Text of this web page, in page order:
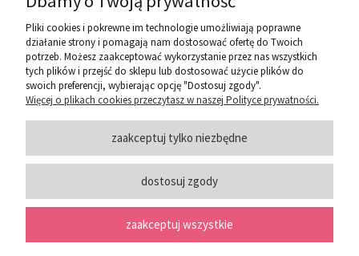
poznaj ROZEOGRODOWE.PL
ZASADY SPRZEDAŻY
PORADY
SOCIAL MEDIA
Pliki cookies i pokrewne im technologie umożliwiają poprawne
działanie strony i pomagają nam dostosować ofertę do Twoich
potrzeb. Możesz zaakceptować wykorzystanie przez nas wszystkich
tych plików i przejść do sklepu lub dostosować użycie plików do
swoich preferencji, wybierając opcję "Dostosuj zgody".
Więcej o plikach cookies przeczytasz w naszej Polityce prywatności.
zaakceptuj tylko niezbędne
dostosuj zgody
zaakceptuj wszystkie